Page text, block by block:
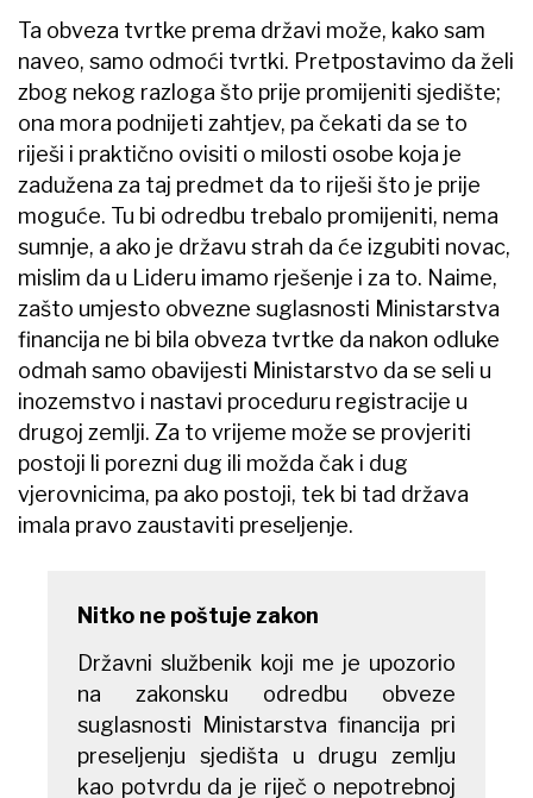
Ta obveza tvrtke prema državi može, kako sam
naveo, samo odmoći tvrtki. Pretpostavimo da želi
zbog nekog razloga što prije promijeniti sjedište;
ona mora podnijeti zahtjev, pa čekati da se to
riješi i praktično ovisiti o milosti osobe koja je
zadužena za taj predmet da to riješi što je prije
moguće. Tu bi odredbu trebalo promijeniti, nema
sumnje, a ako je državu strah da će izgubiti novac,
mislim da u Lideru imamo rješenje i za to. Naime,
zašto umjesto obvezne suglasnosti Ministarstva
financija ne bi bila obveza tvrtke da nakon odluke
odmah samo obavijesti Ministarstvo da se seli u
inozemstvo i nastavi proceduru registracije u
drugoj zemlji. Za to vrijeme može se provjeriti
postoji li porezni dug ili možda čak i dug
vjerovnicima, pa ako postoji, tek bi tad država
imala pravo zaustaviti preseljenje.
Nitko ne poštuje zakon
Državni službenik koji me je upozorio
na zakonsku odredbu obveze
suglasnosti Ministarstva financija pri
preseljenju sjedišta u drugu zemlju
kao potvrdu da je riječ o nepotrebnoj